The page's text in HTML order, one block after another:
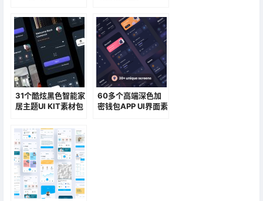
（Figma）
31个酷炫黑色智能家
居主题UI KIT素材包
60多个高端深色加
密钱包APP UI界面素